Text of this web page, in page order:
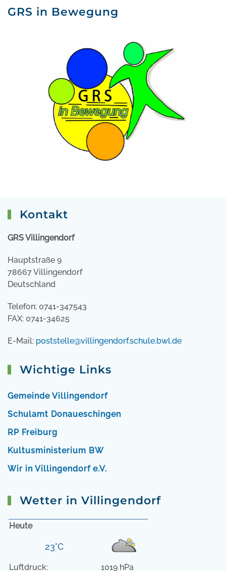
GRS in Bewegung
Kontakt
GRS Villingendorf
Hauptstraße 9
78667 Villingendorf
Deutschland
Telefon: 0741-347543
FAX: 0741-34625
E-Mail: poststelle@villingendorf.schule.bwl.de
Wichtige Links
Gemeinde Villingendorf
Schulamt Donaueschingen
RP Freiburg
Kultusministerium BW
Wir in Villingendorf e.V.
Wetter in Villingendorf
Heute
23°C
Luftdruck: 1019 hPa